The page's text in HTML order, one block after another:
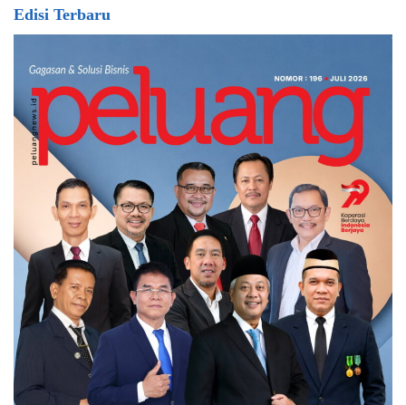
Edisi Terbaru